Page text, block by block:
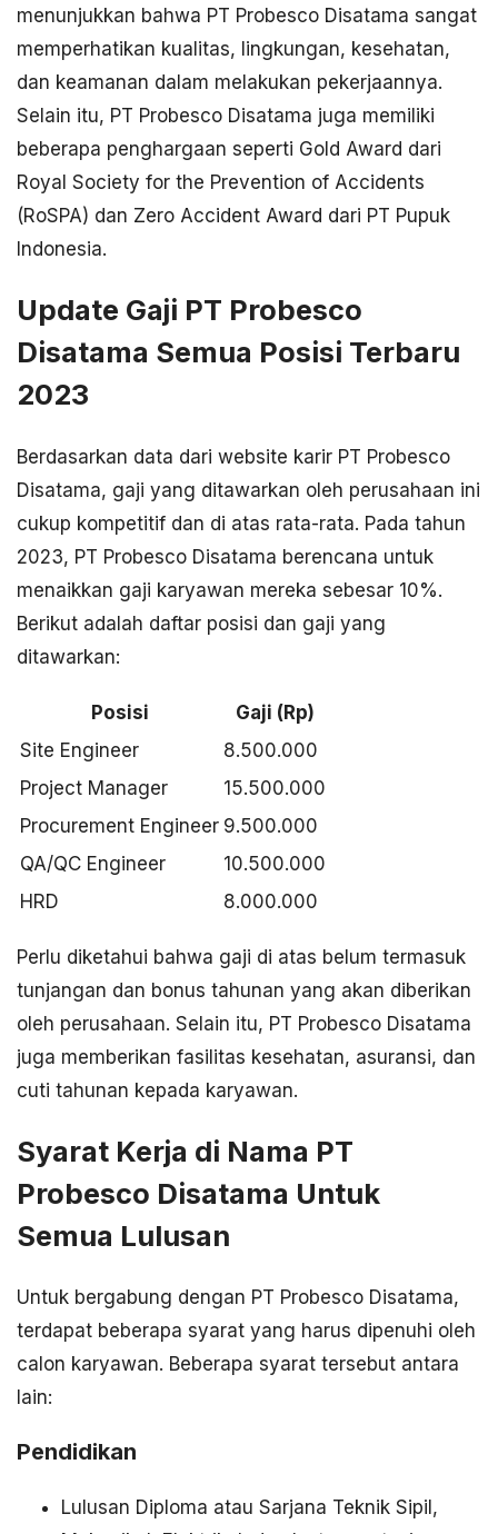
menunjukkan bahwa PT Probesco Disatama sangat
memperhatikan kualitas, lingkungan, kesehatan,
dan keamanan dalam melakukan pekerjaannya.
Selain itu, PT Probesco Disatama juga memiliki
beberapa penghargaan seperti Gold Award dari
Royal Society for the Prevention of Accidents
(RoSPA) dan Zero Accident Award dari PT Pupuk
Indonesia.
Update Gaji PT Probesco
Disatama Semua Posisi Terbaru
2023
Berdasarkan data dari website karir PT Probesco
Disatama, gaji yang ditawarkan oleh perusahaan ini
cukup kompetitif dan di atas rata-rata. Pada tahun
2023, PT Probesco Disatama berencana untuk
menaikkan gaji karyawan mereka sebesar 10%.
Berikut adalah daftar posisi dan gaji yang
ditawarkan:
Posisi
Gaji (Rp)
Site Engineer
8.500.000
Project Manager
15.500.000
Procurement Engineer 9.500.000
QA/QC Engineer
10.500.000
HRD
8.000.000
Perlu diketahui bahwa gaji di atas belum termasuk
tunjangan dan bonus tahunan yang akan diberikan
oleh perusahaan. Selain itu, PT Probesco Disatama
juga memberikan fasilitas kesehatan, asuransi, dan
cuti tahunan kepada karyawan.
Syarat Kerja di Nama PT
Probesco Disatama Untuk
Semua Lulusan
Untuk bergabung dengan PT Probesco Disatama,
terdapat beberapa syarat yang harus dipenuhi oleh
calon karyawan. Beberapa syarat tersebut antara
lain:
Pendidikan
Lulusan Diploma atau Sarjana Teknik Sipil,